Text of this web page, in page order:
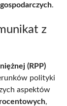
.
z
(RPP)
polityki
aspektów
,